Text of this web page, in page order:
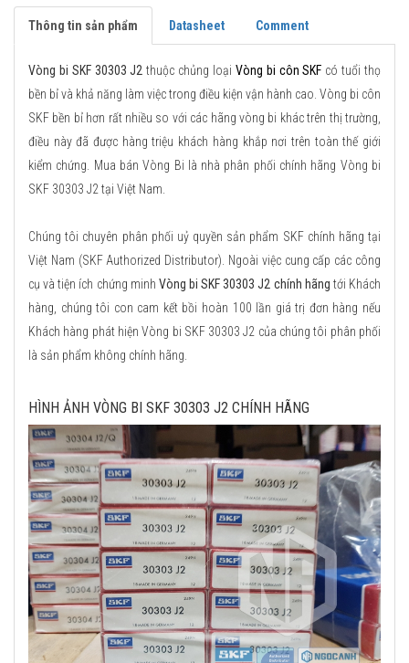
Thông tin sản phẩm Datasheet Comment
Vòng bi SKF 30303 J2 thuộc chủng loại Vòng bi côn SKF có tuổi thọ
bền bỉ và khả năng làm việc trong điều kiện vận hành cao. Vòng bi côn
SKF bền bỉ hơn rất nhiều so với các hãng vòng bi khác trên thị trường,
điều này đã được hàng triệu khách hàng khắp nơi trên toàn thế giới
kiểm chứng. Mua bán Vòng Bi là nhà phân phối chính hãng Vòng bi
SKF 30303 J2 tại Việt Nam.
Chúng tôi chuyên phân phối uỷ quyền sản phẩm SKF chính hãng tại
Việt Nam (SKF Authorized Distributor). Ngoài việc cung cấp các công
cụ và tiện ích chứng minh Vòng bi SKF 30303 J2 chính hãng tới Khách
hàng, chúng tôi con cam kết bồi hoàn 100 lần giá trị đơn hàng nếu
Khách hàng phát hiện Vòng bi SKF 30303 J2 của chúng tôi phân phối
là sản phẩm không chính hãng.
HÌNH ẢNH VÒNG BI SKF 30303 J2 CHÍNH HÃNG